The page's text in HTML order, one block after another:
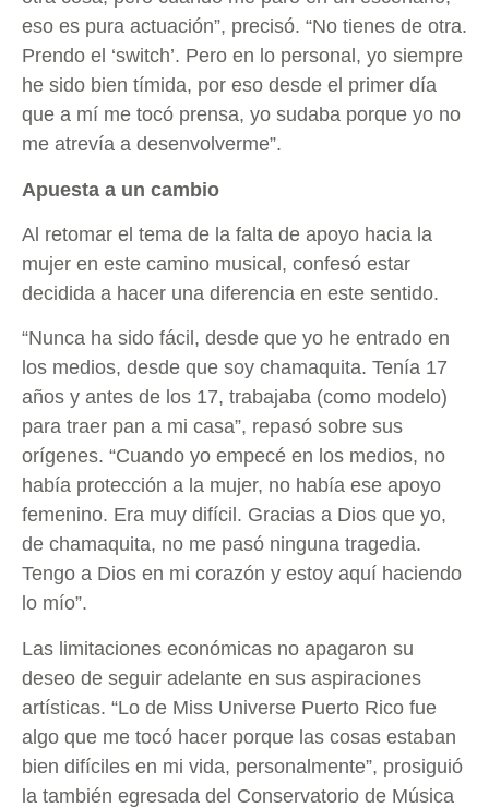
eso es pura actuación”, precisó. “No tienes de otra.
Prendo el ‘switch’. Pero en lo personal, yo siempre
he sido bien tímida, por eso desde el primer día
que a mí me tocó prensa, yo sudaba porque yo no
me atrevía a desenvolverme”.
Apuesta a un cambio
Al retomar el tema de la falta de apoyo hacia la
mujer en este camino musical, confesó estar
decidida a hacer una diferencia en este sentido.
“Nunca ha sido fácil, desde que yo he entrado en
los medios, desde que soy chamaquita. Tenía 17
años y antes de los 17, trabajaba (como modelo)
para traer pan a mi casa”, repasó sobre sus
orígenes. “Cuando yo empecé en los medios, no
había protección a la mujer, no había ese apoyo
femenino. Era muy difícil. Gracias a Dios que yo,
de chamaquita, no me pasó ninguna tragedia.
Tengo a Dios en mi corazón y estoy aquí haciendo
lo mío”.
Las limitaciones económicas no apagaron su
deseo de seguir adelante en sus aspiraciones
artísticas. “Lo de Miss Universe Puerto Rico fue
algo que me tocó hacer porque las cosas estaban
bien difíciles en mi vida, personalmente”, prosiguió
la también egresada del Conservatorio de Música